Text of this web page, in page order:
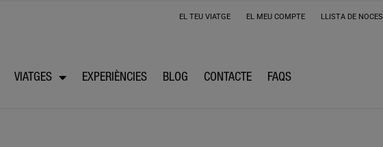
EL TEU VIATGE EL MEU COMPTE LLISTA DE NOCES
VIATGES EXPERIÈNCIES BLOG CONTACTE FAQS